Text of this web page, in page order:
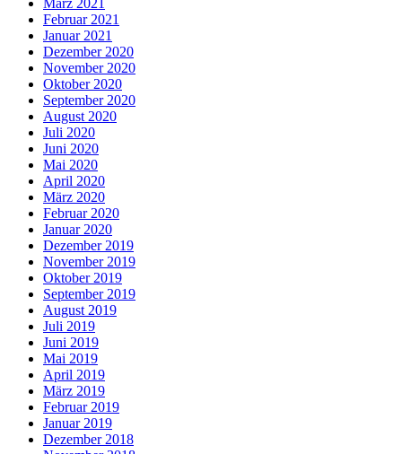
März 2021
Februar 2021
Januar 2021
Dezember 2020
November 2020
Oktober 2020
September 2020
August 2020
Juli 2020
Juni 2020
Mai 2020
April 2020
März 2020
Februar 2020
Januar 2020
Dezember 2019
November 2019
Oktober 2019
September 2019
August 2019
Juli 2019
Juni 2019
Mai 2019
April 2019
März 2019
Februar 2019
Januar 2019
Dezember 2018